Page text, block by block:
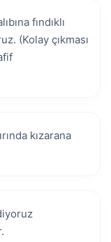
fındıklı
(Kolay çıkması
kızarana